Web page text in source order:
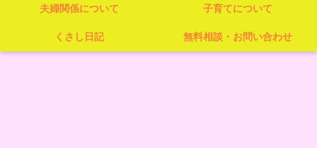
夫婦関係について 子育てについて
くさし日記 無料相談・お問い合わせ